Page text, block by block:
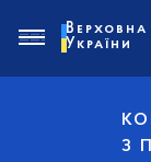
З
України